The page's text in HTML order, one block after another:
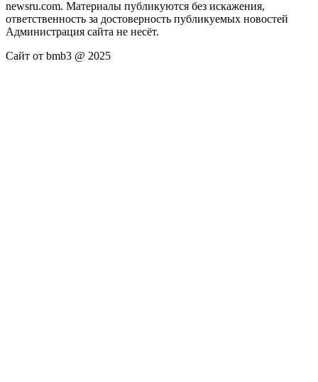
newsru.com. Материалы публикуются без искажения,
ответственность за достоверность публикуемых новостей
Администрация сайта не несёт.
Сайт от bmb3 @ 2025